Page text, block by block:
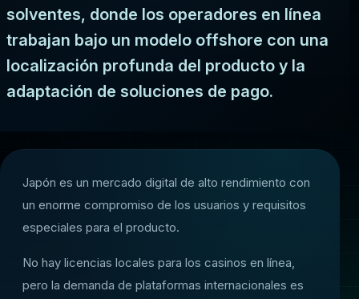
solventes, donde los operadores en línea
trabajan bajo un modelo offshore con una
localización profunda del producto y la
adaptación de soluciones de pago.
Japón es un mercado digital de alto rendimiento con
un enorme compromiso de los usuarios y requisitos
especiales para el producto.
No hay licencias locales para los casinos en línea,
pero la demanda de plataformas internacionales es